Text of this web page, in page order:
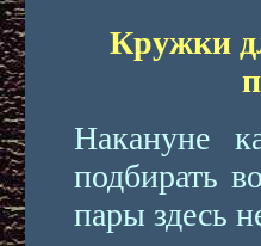
Кружки
Накануне
подбирать
пары здесь